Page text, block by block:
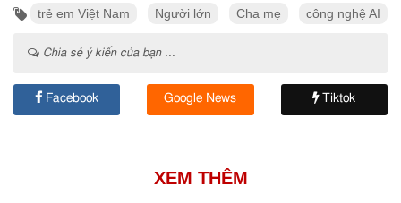
trẻ em Việt Nam Người lớn Cha mẹ công nghệ AI
Chia sẻ ý kiến của bạn ...
Facebook Google News Tiktok
XEM THÊM